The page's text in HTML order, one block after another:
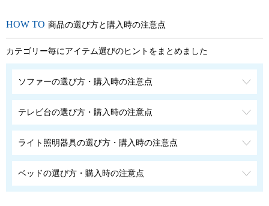
商品の選び方と購入時の注意点
カテゴリー毎にアイテム選びのヒントをまとめました
ソファーの選び方・購入時の注意点
テレビ台の選び方・購入時の注意点
ライト照明器具の選び方・購入時の注意点
ベッドの選び方・購入時の注意点